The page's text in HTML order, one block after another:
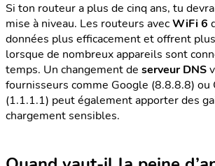
Si ton routeur a plus de cinq ans, tu
mise à niveau. Les routeurs avecWiFi 6
données plus efficacement et offrent
lorsque de nombreux appareils sont
temps. Un changement de serveur DNS
fournisseurs comme Google (8.8.8.8) ou
(1.1.1.1) peut également apporter des
chargement sensibles.